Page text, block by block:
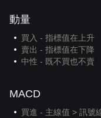
動量
買入 - 指標值在上升
賣出 - 指標值在下降
中性 - 既不買也不賣
MACD
買進 - 主線值 > 訊號